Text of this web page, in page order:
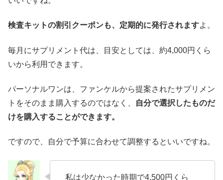
検査キットの割引クーポンも、定期的に発行されますよ。
毎月にサプリメント代は、目安としては、約4,000円くら
いから利用できます。
パーソナルワンは、ファンケルから提案されたサプリメン
トをそのまま購入するのではなく、
自分で選択したものだ
けを購入することができます。
ですので、自分で予算に合わせて調整するといいですね。
私は少なかった時期で4,500円くら